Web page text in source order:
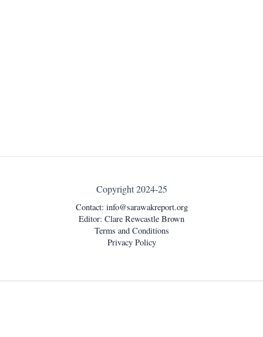
Copyright 2024-25
Contact: info@sarawakreport.org
Editor: Clare Rewcastle Brown
Terms and Conditions
Privacy Policy